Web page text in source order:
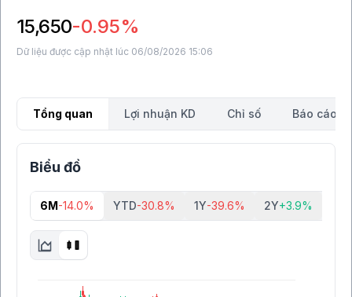
15,650-0.95%
Dữ liệu được cập nhật lúc 06/08/2026 15:06
Tổng quan Lợi nhuận KD Chỉ số Báo cáo
Biểu đồ
6M-14.0% YTD-30.8% 1Y-39.6% 2Y+3.9%